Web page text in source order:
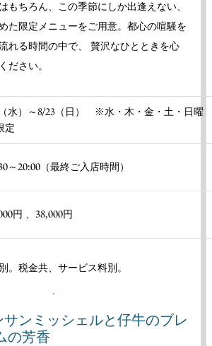
もちろん、この季節にしか出逢えない、
た限定メニューをご用意。都心の喧騒を
れる時間の中で、 贅沢なひとときを心
ださい。
水）～8/23（日） ※水・木・金・土・日曜
定
～20:00（最終ご入店時間）
円 、38,000円
。税金共、サービス料別。
ンミッシェルと仔牛のブレ
の芳香